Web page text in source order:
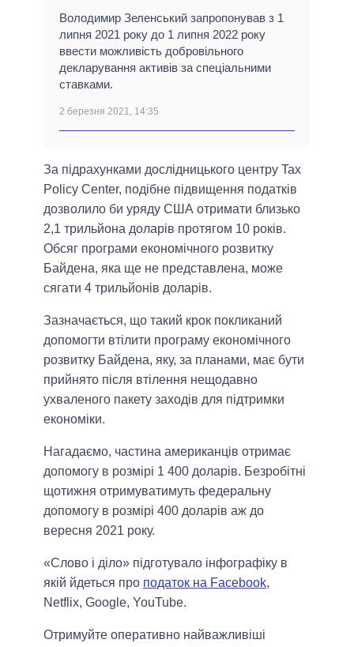
Володимир Зеленський запропонував з 1
липня 2021 року до 1 липня 2022 року
ввести можливість добровільного
декларування активів за спеціальними
ставками.
2 березня 2021, 14:35
За підрахунками дослідницького центру Tax
Policy Center, подібне підвищення податків
дозволило би уряду США отримати близько
2,1 трильйона доларів протягом 10 років.
Обсяг програми економічного розвитку
Байдена, яка ще не представлена, може
сягати 4 трильйонів доларів.
Зазначається, що такий крок покликаний
допомогти втілити програму економічного
розвитку Байдена, яку, за планами, має бути
прийнято після втілення нещодавно
ухваленого пакету заходів для підтримки
економіки.
Нагадаємо, частина американців отримає
допомогу в розмірі 1 400 доларів. Безробітні
щотижня отримуватимуть федеральну
допомогу в розмірі 400 доларів аж до
вересня 2021 року.
«Слово і діло» підготувало інфографіку в
якій йдеться про податок на Facebook,
Netflix, Google, YouTube.
Отримуйте оперативно найважливіші